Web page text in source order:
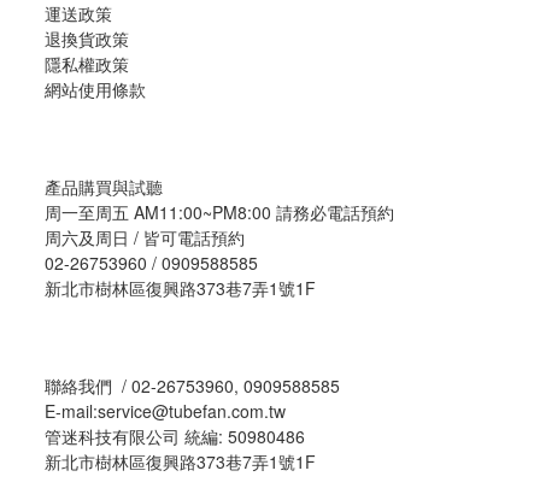
運送政策
退換貨政策
隱私權政策
網站使用條款
產品購買與試聽
周一至周五 AM11:00~PM8:00 請務必電話預約
周六及周日 / 皆可電話預約
02-26753960 / 0909588585
新北市樹林區復興路373巷7弄1號1F
聯絡我們 / 02-26753960, 0909588585
E-mail:service@tubefan.com.tw
管迷科技有限公司 統編: 50980486
新北市樹林區復興路373巷7弄1號1F